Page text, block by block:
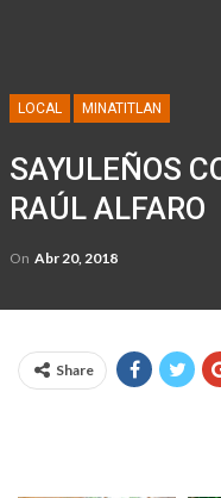
LOCAL MINATITLAN
SAYULEÑOS
RAÚL ALFARO
On Abr 20, 2018
Share